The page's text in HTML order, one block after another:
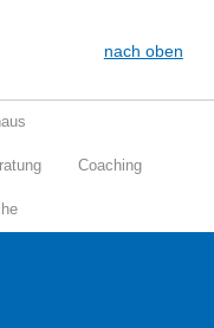
nach oben
Coaching